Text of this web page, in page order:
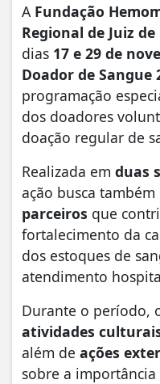
A Fundação
Regional de Juiz de
dias 17 e 29 de
Doador de Sangue
programação
dos doadores
doação regular de
Realizada em duas
ação busca também
parceiros que
fortalecimento da
dos estoques de
atendimento
Durante o período,
atividades
além de ações
sobre a importância